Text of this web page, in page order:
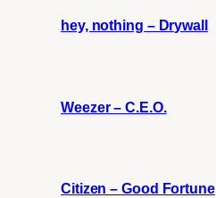
hey, nothing – Drywall
Weezer – C.E.O.
Citizen – Good Fortune